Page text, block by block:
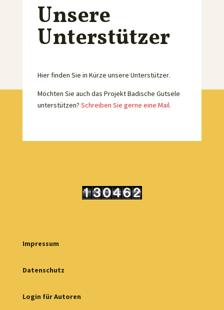
Unsere
Unterstützer
Hier finden Sie in Kürze unsere Unterstützer.
Möchten Sie auch das Projekt Badische Gutsele
unterstützen? Schreiben Sie gerne eine Mail.
Impressum
Datenschutz
Login für Autoren